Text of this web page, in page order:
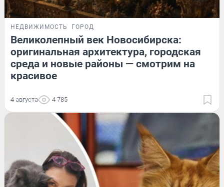
НЕДВИЖИМОСТЬ ГОРОД
Великолепный век Новосибирска:
оригинальная архитектура, городская
среда и новые районы — смотрим на
красивое
4 августа 4 785